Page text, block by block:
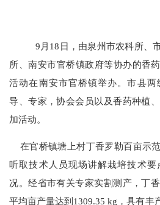
9月18日，由泉州市农科所、
所、南安市官桥镇政府等协办的香
活动在南安市官桥镇举办。市县
导、专家，协会会员以及香药种植
加活动。
在官桥镇塘上村丁香罗勒百亩示
听取技术人员现场讲解栽培技术
况。经省市有关专家实割测产，丁
平均亩产量达到1309.35 kg，具有丰